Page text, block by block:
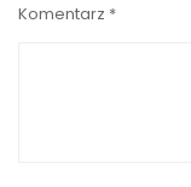
Komentarz *